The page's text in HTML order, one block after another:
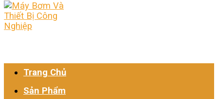
Trang Chủ
Sản Phẩm